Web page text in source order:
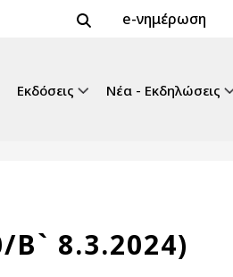
Header Top 2
e-νημέρωση
Εκδόσεις Νέα - Εκδηλώσεις
8.3.2024)